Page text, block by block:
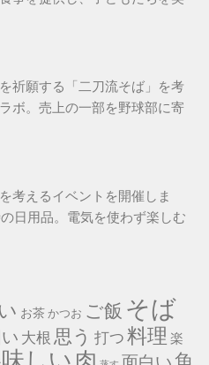
祈願する「二刀流そば」を考
ボ。売上の一部を野球部に寄
考えるイベントを開催しま
日用品。電気を使わず楽しむ
お茶 かつお ご飯 そば
大根 思う 打つ 料理 楽